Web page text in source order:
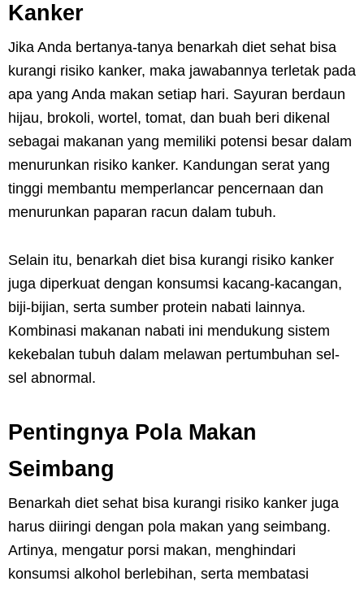
Kanker
Jika Anda bertanya-tanya benarkah diet sehat bisa
kurangi risiko kanker, maka jawabannya terletak pada
apa yang Anda makan setiap hari. Sayuran berdaun
hijau, brokoli, wortel, tomat, dan buah beri dikenal
sebagai makanan yang memiliki potensi besar dalam
menurunkan risiko kanker. Kandungan serat yang
tinggi membantu memperlancar pencernaan dan
menurunkan paparan racun dalam tubuh.
Selain itu, benarkah diet bisa kurangi risiko kanker
juga diperkuat dengan konsumsi kacang-kacangan,
biji-bijian, serta sumber protein nabati lainnya.
Kombinasi makanan nabati ini mendukung sistem
kekebalan tubuh dalam melawan pertumbuhan sel-
sel abnormal.
Pentingnya Pola Makan
Seimbang
Benarkah diet sehat bisa kurangi risiko kanker juga
harus diiringi dengan pola makan yang seimbang.
Artinya, mengatur porsi makan, menghindari
konsumsi alkohol berlebihan, serta membatasi